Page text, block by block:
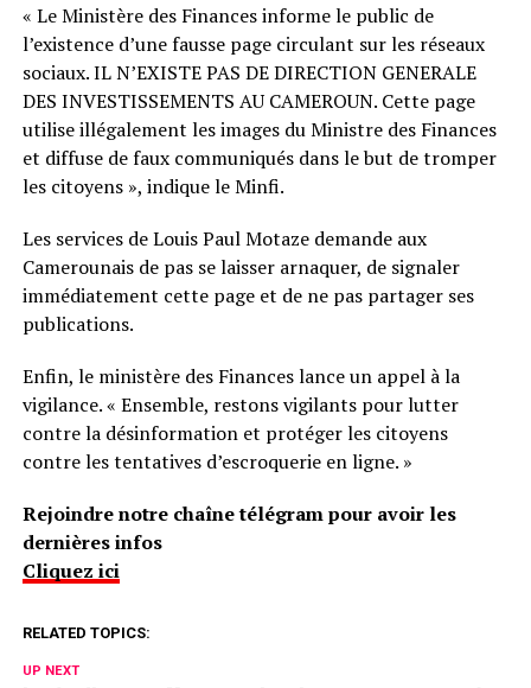
« Le Ministère des Finances informe le public de
l’existence d’une fausse page circulant sur les réseaux
sociaux. IL N’EXISTE PAS DE DIRECTION GENERALE
DES INVESTISSEMENTS AU CAMEROUN. Cette page
utilise illégalement les images du Ministre des Finances
et diffuse de faux communiqués dans le but de tromper
les citoyens », indique le Minfi.
Les services de Louis Paul Motaze demande aux
Camerounais de pas se laisser arnaquer, de signaler
immédiatement cette page et de ne pas partager ses
publications.
Enfin, le ministère des Finances lance un appel à la
vigilance. « Ensemble, restons vigilants pour lutter
contre la désinformation et protéger les citoyens
contre les tentatives d’escroquerie en ligne. »
Rejoindre notre chaîne télégram pour avoir les
dernières infos
Cliquez ici
RELATED TOPICS:
UP NEXT